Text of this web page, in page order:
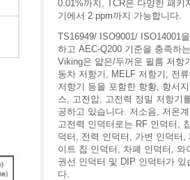
0.01%까지, TCR은 다양한 패키
기에서 2 ppm까지 가능합니다.
TS16949/ ISO9001/ ISO14001
하고 AEC-Q200 기준을 충족하는
Viking은 얇은/두꺼운 필름 저항
동차 저항기, MELF 저항기, 전
저항기 등을 포함한 항황, 항서
스, 고전압, 고전력 정밀 저항기
공하고 있습니다. 저소음, 저온
고전력 인덕터로는 RF 인덕터,
덕터, 전력 인덕터, 가변 인덕터,
이트 칩 인덕터, 차폐 인덕터, 와
권선 인덕터 및 DIP 인덕터가 있
다.